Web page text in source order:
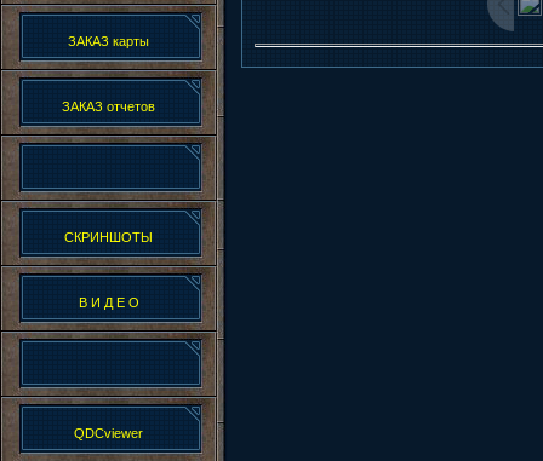
ЗАКАЗ карты
ЗАКАЗ отчетов
СКРИНШОТЫ
В И Д Е О
QDCviewer